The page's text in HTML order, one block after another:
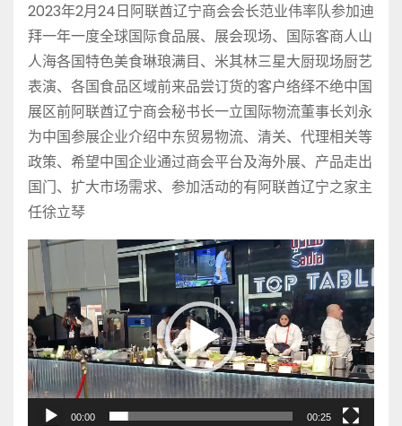
2023年2月24日阿联酋辽宁商会会长范业伟率队参加迪
拜一年一度全球国际食品展、展会现场、国际客商人山
人海各国特色美食琳琅满目、米其林三星大厨现场厨艺
表演、各国食品区域前来品尝订货的客户络绎不绝中国
展区前阿联酋辽宁商会秘书长一立国际物流董事长刘永
为中国参展企业介绍中东贸易物流、清关、代理相关等
政策、希望中国企业通过商会平台及海外展、产品走出
国门、扩大市场需求、参加活动的有阿联酋辽宁之家主
任徐立琴
视
播
放
器
00:00 00:25